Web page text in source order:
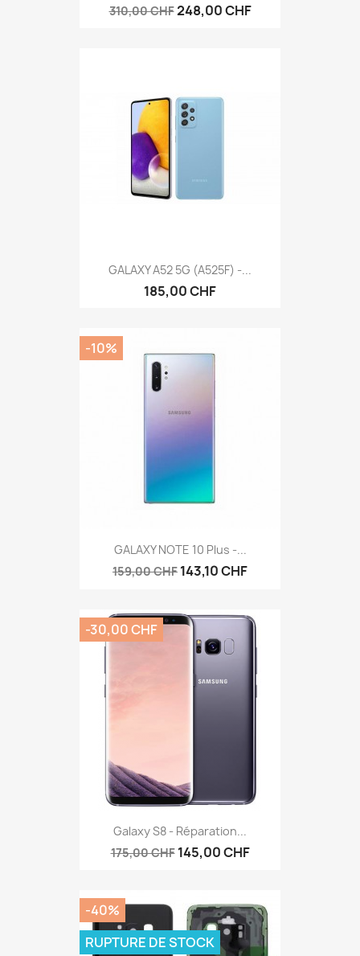
310,00 CHF248,00 CHF
GALAXY A52 5G (A525F) -...
185,00 CHF
GALAXY NOTE 10 Plus -...
159,00 CHF 143,10 CHF
-10%
Galaxy S8 - Réparation...
175,00 CHF 145,00 CHF
-30,00 CHF
-40%
RUPTURE DE STOCK